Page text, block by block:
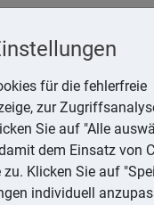
den Lexika
Suchen
für die fehlerfreie
zur
Sie auf "Alle
dem Einsatz von
Klicken Sie auf
individuell